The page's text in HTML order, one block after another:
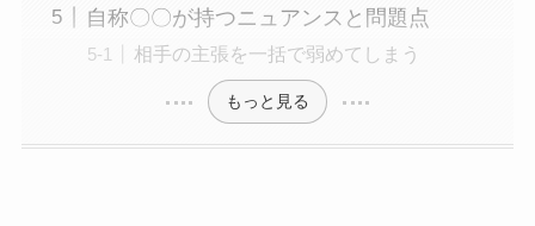
自称〇〇が持つニュアンスと問題点
相手の主張を一括で弱めてしまう
もっと見る